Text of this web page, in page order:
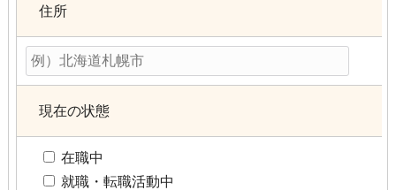
住所
現在の状態
在職中
就職・転職活動中